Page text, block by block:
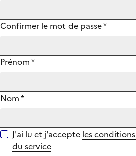
Confirmer le mot de passe*
Prénom*
Nom*
J'ai lu et j'accepte les
du service